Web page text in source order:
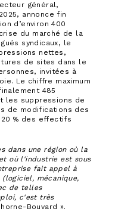
général,
annonce fin
d’environ 400
du marché de la
syndicaux, le
nettes,
de sites dans le
invitées à
Le chiffre maximum
485
les suppressions de
de modifications des
% des effectifs
dans une région où la
où l'industrie est sous
fait appel à
mécanique,
de telles
c'est très
Bouvard ».